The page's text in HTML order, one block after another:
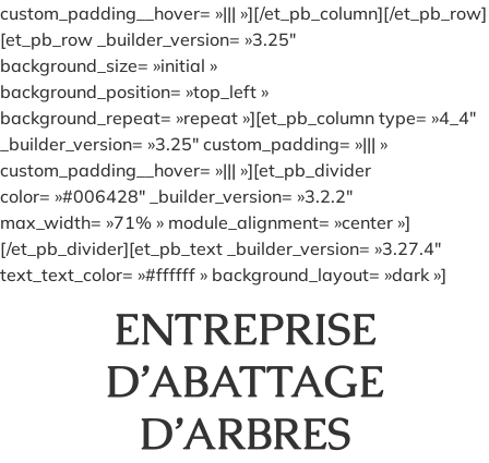
custom_padding__hover= »||| »][/et_pb_column][/et_pb_row]
[et_pb_row _builder_version= »3.25″
background_size= »initial »
background_position= »top_left »
background_repeat= »repeat »][et_pb_column type= »4_4″
_builder_version= »3.25″ custom_padding= »||| »
custom_padding__hover= »||| »][et_pb_divider
color= »#006428″ _builder_version= »3.2.2″
max_width= »71% » module_alignment= »center »]
[/et_pb_divider][et_pb_text _builder_version= »3.27.4″
text_text_color= »#ffffff » background_layout= »dark »]
ENTREPRISE
D’ABATTAGE
D’ARBRES